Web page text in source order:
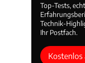
Top-Tests,
Technik-
Ihr Postfach.
Kostenlos